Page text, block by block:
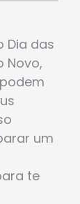
Dia das
Novo,
um
te